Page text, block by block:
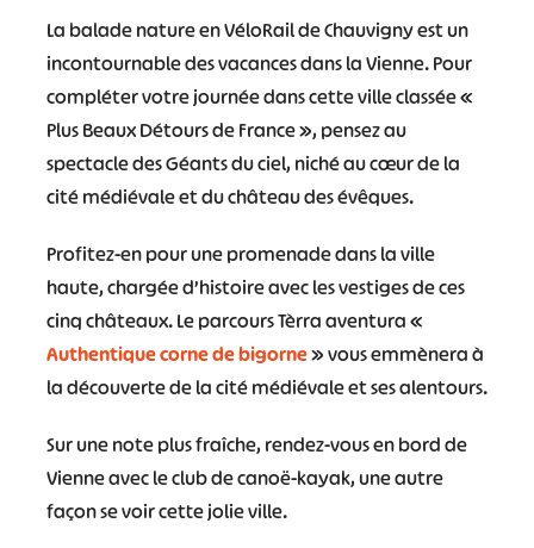
La balade nature en VéloRail de Chauvigny est un
incontournable des vacances dans la Vienne. Pour
compléter votre journée dans cette ville classée «
Plus Beaux Détours de France », pensez au
spectacle des Géants du ciel, niché au cœur de la
cité médiévale et du château des évêques.
Profitez-en pour une promenade dans la ville
haute, chargée d’histoire avec les vestiges de ces
cinq châteaux. Le parcours Tèrra aventura «
Authentique corne de bigorne» vous emmènera à
la découverte de la cité médiévale et ses alentours.
Sur une note plus fraîche, rendez-vous en bord de
Vienne avec le club de canoë-kayak, une autre
façon se voir cette jolie ville.
# # #